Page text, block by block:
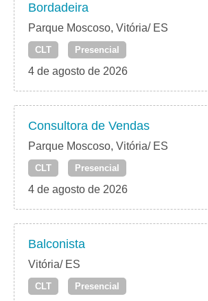
Bordadeira
Parque Moscoso, Vitória/ ES
CLT Presencial
4 de agosto de 2026
Consultora de Vendas
Parque Moscoso, Vitória/ ES
CLT Presencial
4 de agosto de 2026
Balconista
Vitória/ ES
CLT Presencial